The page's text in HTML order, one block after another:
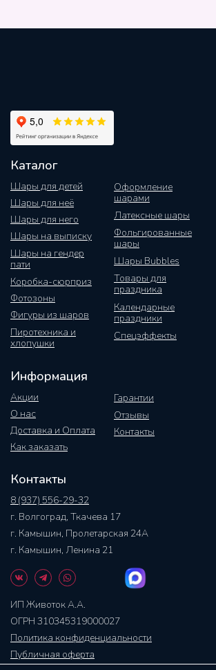
Каталог
Шары для детей
Шары для неё
Шары на выписку
Шары на гендер
пати
Коробка-сюрприз
Фотозоны
Оформление
шарами
Фигуры из шаров
Латексные шары
Фольгированные
шары
Шары Bubbles
Шары для него
Товары для
праздника
Календарные
праздники
Пиротехника и
хлопушки
Спецэффекты
Информация
Акции
О нас
Как заказать
Гарантии
Отзывы
Контакты
Доставка и Оплата
Контакты
8 (937) 556-29-32
г. Волгоград, Ткачева 17
ИП Животок А.А.
ОГРН 310345319000027
Политика конфиденциальности
Публичная оферта
г. Камышин, Пролетарская 24А
г. Камышин, Ленина 21